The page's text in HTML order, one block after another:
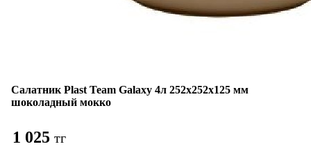
Салатник Plast Team Galaxy 4л 252х252х125 мм
шоколадный мокко
1 025 тг